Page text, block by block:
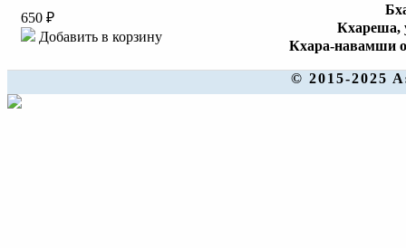
650 ₽
Добавить в корзину
Кхареша,
Кхара-навамши
© 2015-2025